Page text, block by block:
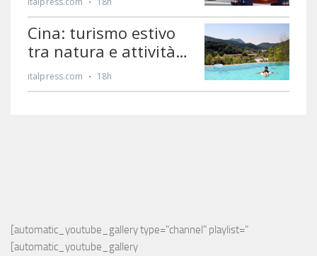
[automatic_youtube_gallery type="channel" playlist="
[automatic_youtube_gallery